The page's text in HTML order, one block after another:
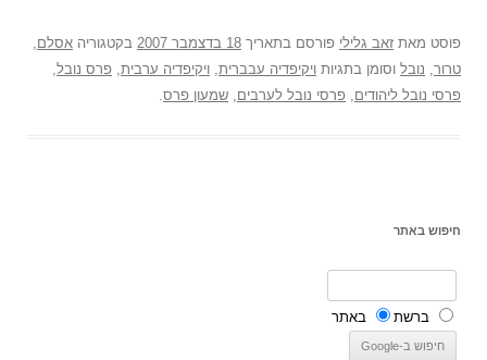
פוסט מאת זאב גלילי פורסם בתאריך 18 בדצמבר 2007 בקטגוריה אסלם,
טרור, נובל וסומן בתגיות ויקיפדיה עבברית, ויקיפדיה ערבית, פרס נובל,
פרסי נובל ליהודים, פרסי נובל לערבים, שמעון פרס.
חיפוש באתר
ברשת באתר